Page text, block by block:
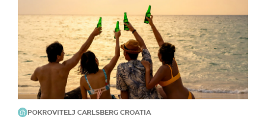
POKROVITELJ CARLSBERG CROATIA